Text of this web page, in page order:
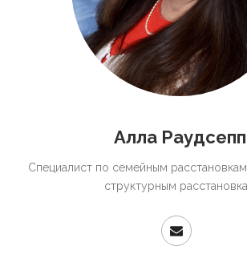
Алла Раудсепп
Cпециалист по семейным
структурным